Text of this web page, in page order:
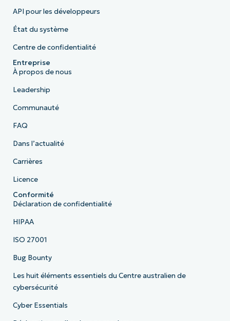
API pour les développeurs
État du système
Centre de confidentialité
Entreprise
À propos de nous
Leadership
Communauté
FAQ
Dans l’actualité
Carrières
Licence
Conformité
Déclaration de confidentialité
HIPAA
ISO 27001
Bug Bounty
Les huit éléments essentiels du Centre australien de
cybersécurité
Cyber Essentials